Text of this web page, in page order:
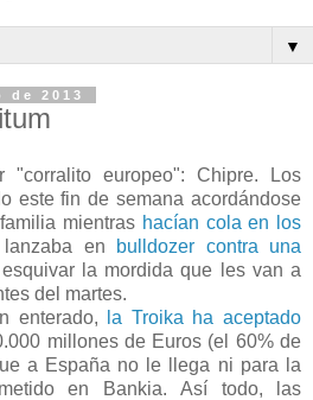
▼
de 2013
europeo": Chipre. Los
este fin de semana acordándose
mientras hacían cola en los
en
bulldozer contra una
la mordida que les van a
del martes.
enterado,
la Troika ha aceptado
millones de Euros (el 60% de
a España no le llega ni para la
en Bankia. Así todo, las